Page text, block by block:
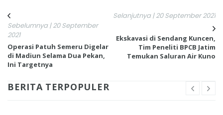
Sebelumnya | 20 September
2021
Operasi Patuh Semeru Digelar
di Madiun Selama Dua Pekan,
Ini Targetnya
Selanjutnya | 20 September 2021
Ekskavasi di Sendang Kuncen,
Tim Peneliti BPCB Jatim
Temukan Saluran Air Kuno
BERITA TERPOPULER